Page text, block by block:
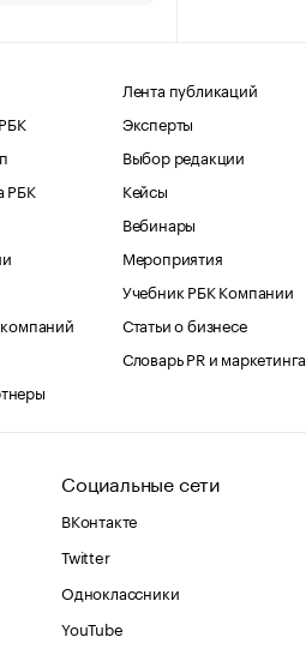
РБК
Лента публикаций
Эксперты
Выбор редакции
Кейсы
Вебинары
Мероприятия
Учебник РБК Компании
Статьи о бизнесе
Словарь PR и маркетинга
Социальные сети
ВКонтакте
Twitter
Одноклассники
YouTube